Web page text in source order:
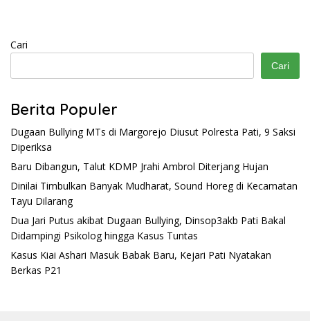
Cari
Cari
Berita Populer
Dugaan Bullying MTs di Margorejo Diusut Polresta Pati, 9 Saksi
Diperiksa
Baru Dibangun, Talut KDMP Jrahi Ambrol Diterjang Hujan
Dinilai Timbulkan Banyak Mudharat, Sound Horeg di Kecamatan
Tayu Dilarang
Dua Jari Putus akibat Dugaan Bullying, Dinsop3akb Pati Bakal
Didampingi Psikolog hingga Kasus Tuntas
Kasus Kiai Ashari Masuk Babak Baru, Kejari Pati Nyatakan
Berkas P21